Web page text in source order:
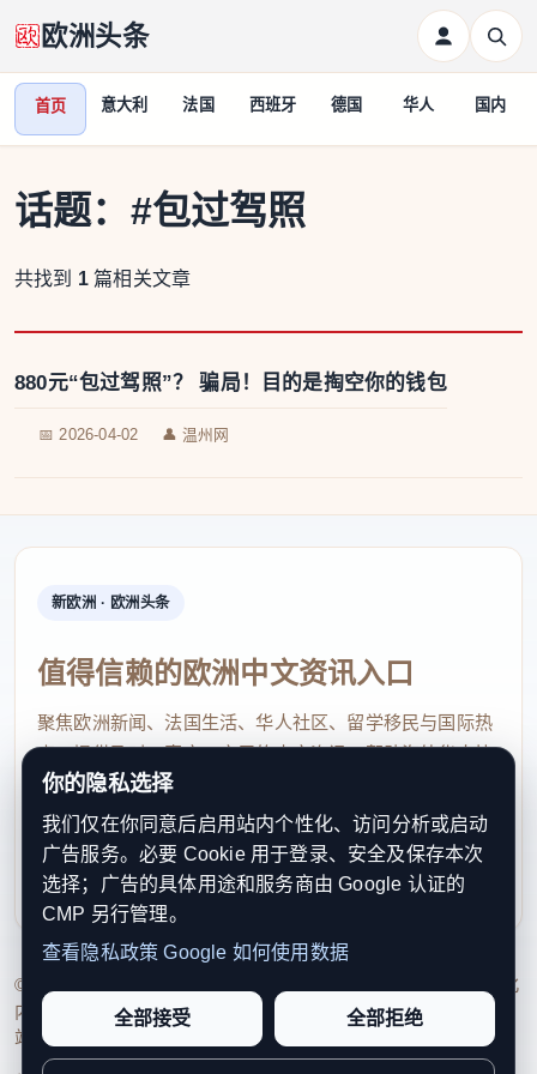
欧洲头条
首页 意大利 法国 西班牙 德国 华人 国内
话题： #包过驾照
共找到 1 篇相关文章
880元“包过驾照”？ 骗局！目的是掏空你的钱包
📅 2026-04-02 👤 温州网
新欧洲 · 欧洲头条
值得信赖的欧洲中文资讯入口
聚焦欧洲新闻、法国生活、华人社区、留学移民与国际热
点，提供及时、真实、实用的中文资讯，帮助海外华人快
速了解欧洲动态。
contact@xinouzhou.com
服务支持、版权与合作：工作日优先处理站务、投稿与权
利通知
© 2026 新欧洲·欧洲头条. All Rights Reserved. 本网站持续优化
内容透明度、联系方式与用户权利说明，以提升品牌信任感和
站点完整度。
你的隐私选择
我们仅在你同意后启用站内个性化、访问分析或启动
广告服务。必要 Cookie 用于登录、安全及保存本次
选择；广告的具体用途和服务商由 Google 认证的
CMP 另行管理。
查看隐私政策 Google 如何使用数据
全部接受 全部拒绝